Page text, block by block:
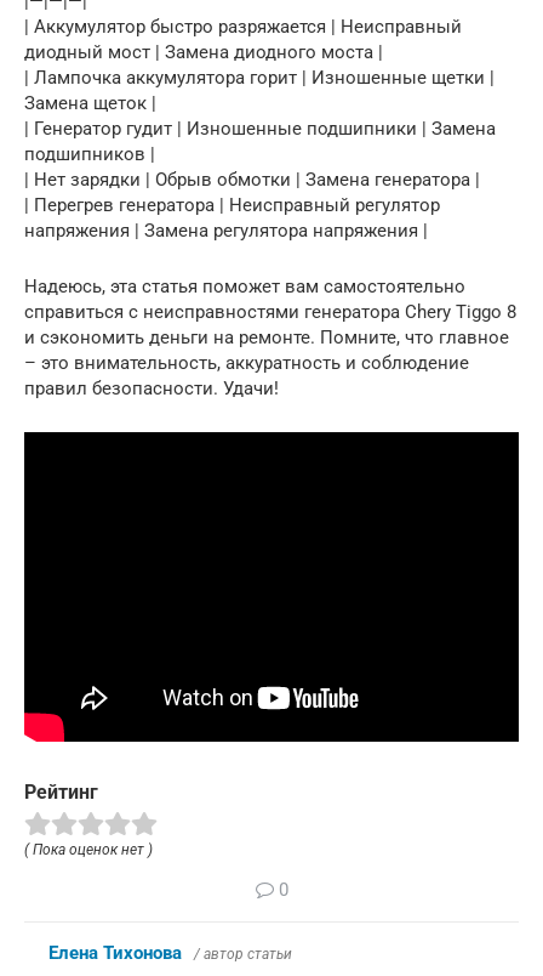
| Аккумулятор быстро разряжается | Неисправный
диодный мост | Замена диодного моста |
| Лампочка аккумулятора горит | Изношенные щетки |
Замена щеток |
| Генератор гудит | Изношенные подшипники | Замена
подшипников |
| Нет зарядки | Обрыв обмотки | Замена генератора |
| Перегрев генератора | Неисправный регулятор
напряжения | Замена регулятора напряжения |
Надеюсь, эта статья поможет вам самостоятельно
справиться с неисправностями генератора Chery Tiggo 8
и сэкономить деньги на ремонте. Помните, что главное
– это внимательность, аккуратность и соблюдение
правил безопасности. Удачи!
Рейтинг
( Пока оценок нет )
0
Елена Тихонова / автор статьи